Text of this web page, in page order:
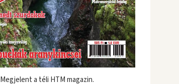
Megjelent a téli HTM magazin.